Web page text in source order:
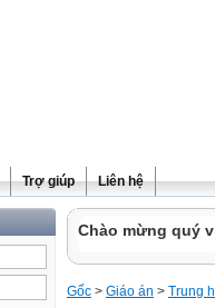
Trợ giúp Liên hệ
Chào mừng quý
Gốc > Giáo án > Trung